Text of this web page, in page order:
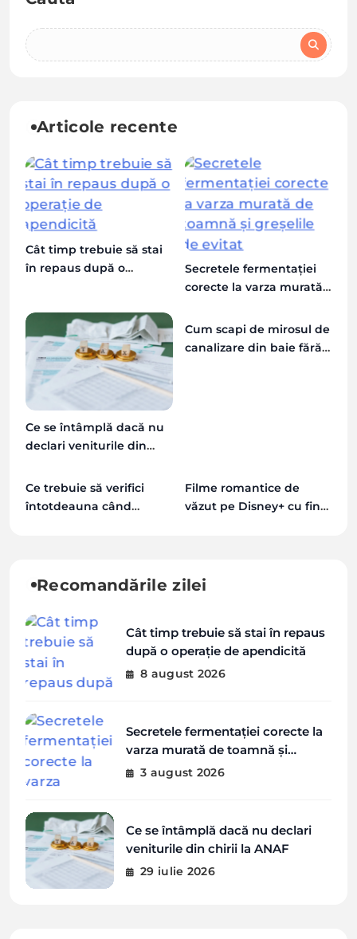
Articole recente
Cât timp trebuie să stai
în repaus după o
Secretele fermentației
corecte la varza murată
de evitat
Ce se întâmplă dacă nu
declari veniturile din
Cum scapi de mirosul de
canalizare din baie fără
Ce trebuie să verifici
întotdeauna când
Filme romantice de
văzut pe Disney+ cu final
Recomandările zilei
Cât timp trebuie să stai în repaus
după o operație de apendicită
8 august 2026
Secretele fermentației corecte la
varza murată de toamnă și
greșelile de evitat
3 august 2026
Ce se întâmplă dacă nu declari
veniturile din chirii la ANAF
29 iulie 2026